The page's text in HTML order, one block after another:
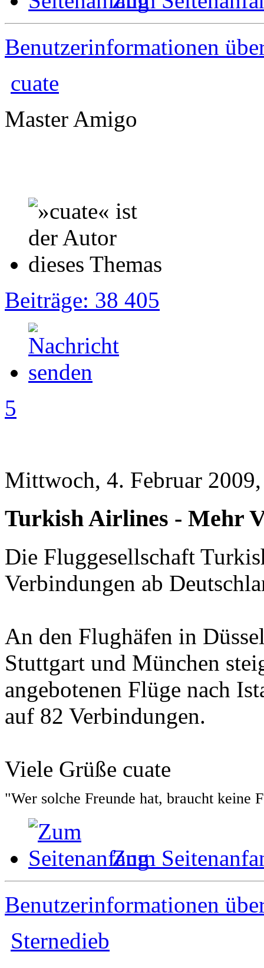
Benutzerinformationen
cuate
Master Amigo
Beiträge: 38 405
5
Mittwoch, 4. Februar
Turkish Airlines - Mehr
Die Fluggesellschaft
Verbindungen ab
An den Flughäfen in
Stuttgart und München
angebotenen Flüge nach
auf 82 Verbindungen.
Viele Grüße cuate
"Wer solche Freunde hat, braucht keine
Zum
Benutzerinformationen
Sternedieb